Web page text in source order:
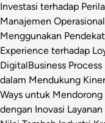
Investasi terhadap
Manajemen Operasional
Menggunakan
Experience terhadap
DigitalBusiness
dalam Mendukung
Ways untuk
dengan Inovasi